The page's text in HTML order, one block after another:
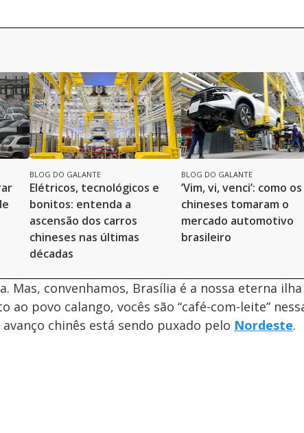
BLOG DO GALANTE
Elétricos, tecnológicos e
bonitos: entenda a
ascensão dos carros
chineses nas últimas
décadas
BLOG DO GALANTE
‘Vim, vi, venci’: como os
chineses tomaram o
mercado automotivo
brasileiro
Mas, convenhamos, Brasília é a nossa eterna
ao povo calango, vocês são “café-com-leite”
chinês está sendo puxado pelo Nordeste.